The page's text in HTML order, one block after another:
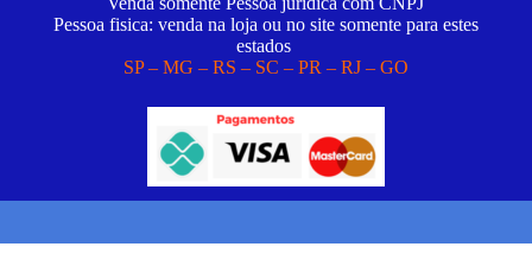
Pessoa fisica: venda na loja ou no site somente para estes
estados
SP – MG – RS – SC – PR – RJ – GO